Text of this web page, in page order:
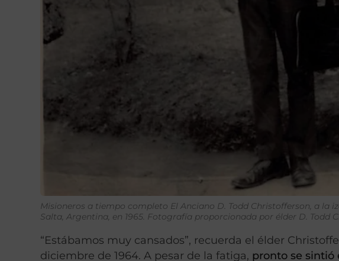
Misioneros a tiempo completo El Anciano D. Todd Christofferson, a la
Salta, Argentina, en 1965. Fotografía proporcionada por élder D. Todd
“Estábamos muy cansados”, recuerda el élder
diciembre de 1964. A pesar de la fatiga, pronto se sintió